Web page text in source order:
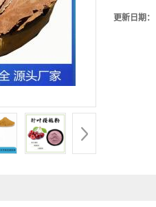
更新日期：